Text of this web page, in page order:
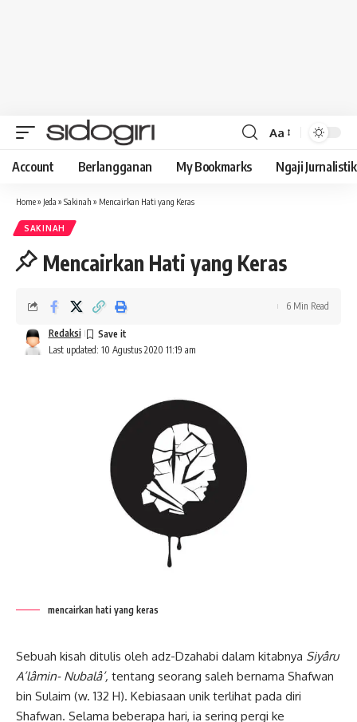
Font
Resizer
Aa
Account Berlangganan My Bookmarks Ngaji Jurnalistik
Home» Jeda » Sakinah » Mencairkan Hati yang Keras
SAKINAH
Mencairkan Hati yang Keras
Last updated: 10 Agustus 2020 11:19 am
Redaksi
6 Min Read
mencairkan hati yang keras
Sebuah kisah ditulis oleh adz-Dzahabi dalam kitabnya Siyâru
A’lâmin- Nubalâ’, tentang seorang saleh bernama Shafwan
bin Sulaim (w. 132 H). Kebiasaan unik terlihat pada diri
Shafwan. Selama beberapa hari, ia sering pergi ke